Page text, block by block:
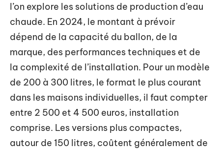
l’on explore les solutions de production d’eau
chaude. En 2024, le montant à prévoir
dépend de la capacité du ballon, de la
marque, des performances techniques et de
la complexité de l’installation. Pour un modèle
de 200 à 300 litres, le format le plus courant
dans les maisons individuelles, il faut compter
entre 2 500 et 4 500 euros, installation
comprise. Les versions plus compactes,
autour de 150 litres, coûtent généralement de